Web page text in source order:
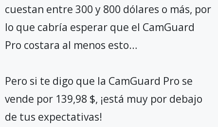
cuestan entre 300 y 800 dólares o más, por
lo que cabría esperar que el CamGuard
Pro costara al menos esto…
Pero si te digo que la CamGuard Pro se
vende por 139,98 $, ¡está muy por debajo
de tus expectativas!